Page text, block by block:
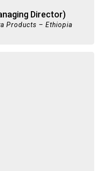
Director)
Products – Ethiopia